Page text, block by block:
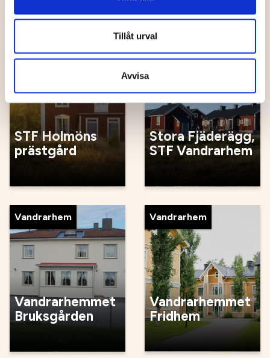
Tillåt urval
Avvisa
Vandrarhem
STF Holmöns
prästgård
Vandrarhem
Stora Fjäderägg,
STF Vandrarhem
Vandrarhem
Vandrarhemmet
Bruksgården
Vandrarhem
Vandrarhemmet
Fridhem